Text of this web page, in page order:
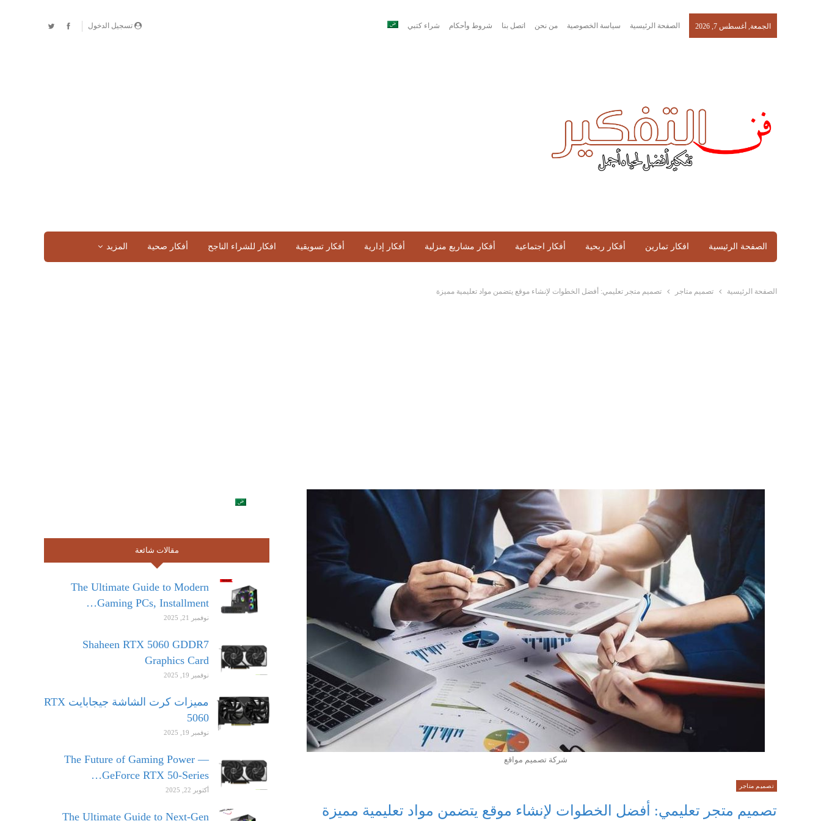
تسجيل الدخول الجمعة, أغسطس 7, 2026 الصفحة الرئيسية سياسة الخصوصية من نحن اتصل بنا شروط وأحكام شراء كتبي
الصفحة الرئيسية افكار تمارين أفكار ربحية أفكار اجتماعية أفكار مشاريع منزلية أفكار إدارية أفكار تسويقية افكار للشراء الناجح أفكار صحية المزيد
الصفحة الرئيسية تصميم متاجر تصميم متجر تعليمي: أفضل الخطوات لإنشاء موقع يتضمن مواد تعليمية مميزة
شركة تصميم مواقع
تصميم متاجر
تصميم متجر تعليمي: أفضل الخطوات لإنشاء موقع يتضمن مواد تعليمية مميزة
مقالات شائعة
The Ultimate Guide to Modern
Gaming PCs, Installment…
نوفمبر 21, 2025
Shaheen RTX 5060 GDDR7
Graphics Card
نوفمبر 19, 2025
مميزات كرت الشاشة جيجابايت RTX
5060
نوفمبر 19, 2025
The Future of Gaming Power —
GeForce RTX 50-Series…
أكتوبر 22, 2025
The Ultimate Guide to Next-Gen